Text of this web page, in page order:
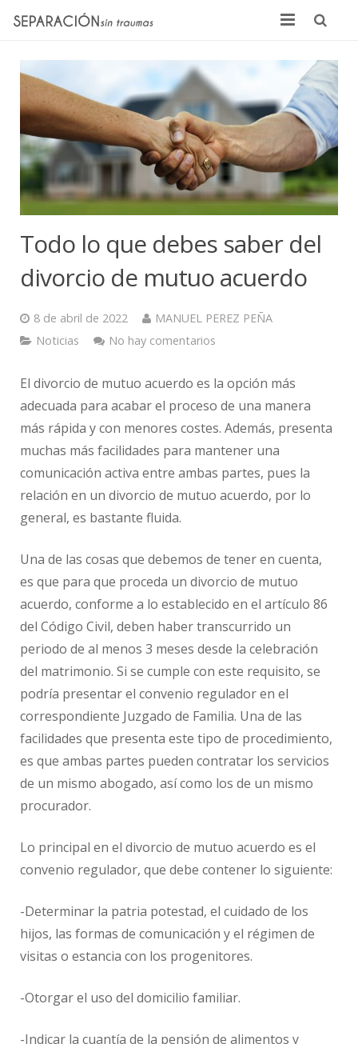
Inicio
Quienes somos
Noticias
Sentencias
Contacto
Todo lo que debes saber del
divorcio de mutuo acuerdo
8 de abril de 2022
MANUEL PEREZ PEÑA
Noticias
No hay comentarios
El divorcio de mutuo acuerdo es la opción más
adecuada para acabar el proceso de una manera
más rápida y con menores costes. Además, presenta
muchas más facilidades para mantener una
comunicación activa entre ambas partes, pues la
relación en un divorcio de mutuo acuerdo, por lo
general, es bastante fluida.
Una de las cosas que debemos de tener en cuenta,
es que para que proceda un divorcio de mutuo
acuerdo, conforme a lo establecido en el artículo 86
del Código Civil, deben haber transcurrido un
periodo de al menos 3 meses desde la celebración
del matrimonio. Si se cumple con este requisito, se
podría presentar el convenio regulador en el
correspondiente Juzgado de Familia. Una de las
facilidades que presenta este tipo de procedimiento,
es que ambas partes pueden contratar los servicios
de un mismo abogado, así como los de un mismo
procurador.
Lo principal en el divorcio de mutuo acuerdo es el
convenio regulador, que debe contener lo siguiente:
-Determinar la patria potestad, el cuidado de los
hijos, las formas de comunicación y el régimen de
visitas o estancia con los progenitores.
-Otorgar el uso del domicilio familiar.
-Indicar la cuantía de la pensión de alimentos y